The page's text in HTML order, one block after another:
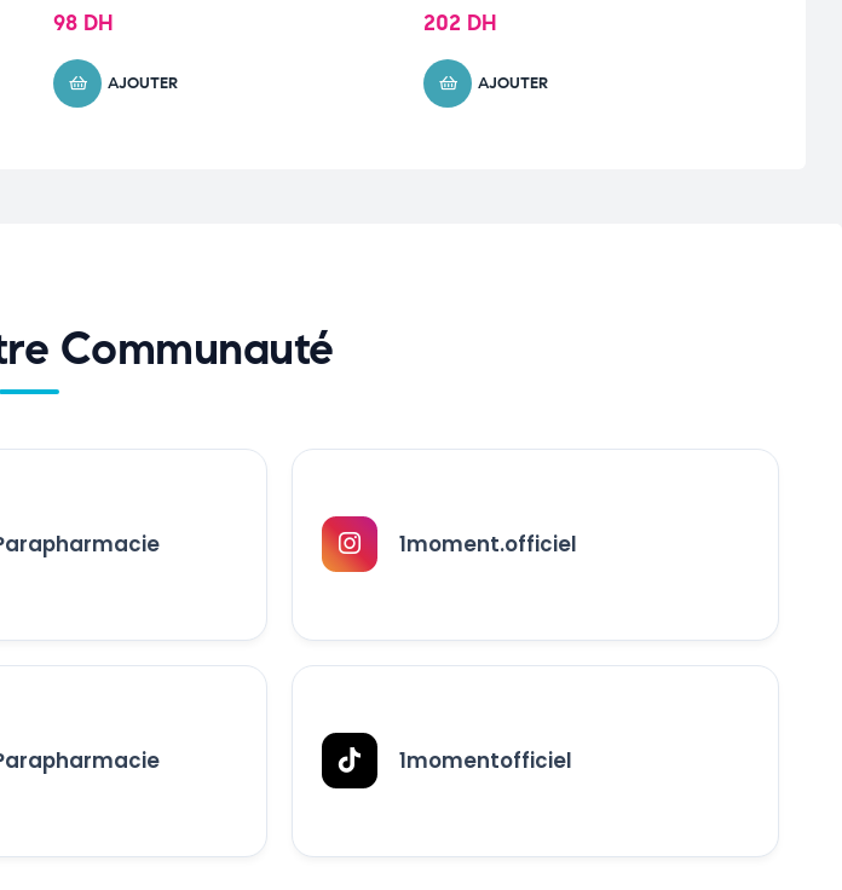
Sèche | 150g
98 DH
AJOUTER
Peau Sensible et Sèche |
202 DH
AJOUTER
Communauté
1moment.officiel
1momentofficiel